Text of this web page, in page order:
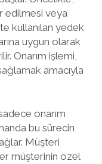
edilmesi veya
kullanılan yedek
uygun olarak
Onarım işlemi,
amacıyla
onarım
bu sürecin
Müşteri
müşterinin özel